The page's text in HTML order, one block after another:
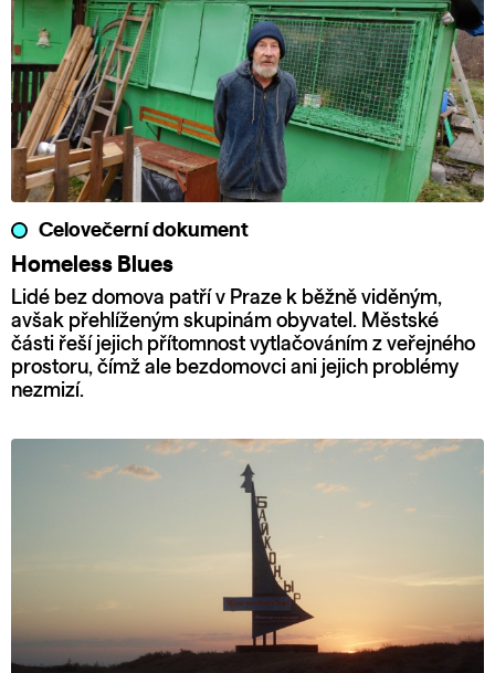
Celovečerní dokument
Homeless Blues
Lidé bez domova patří v Praze k běžně viděným,
avšak přehlíženým skupinám obyvatel. Městské
části řeší jejich přítomnost vytlačováním z veřejného
prostoru, čímž ale bezdomovci ani jejich problémy
nezmizí.